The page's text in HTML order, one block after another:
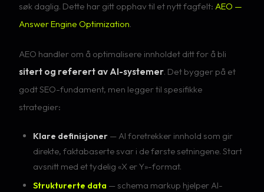
søk daglig. Dette har gitt opphav til et nytt fagfelt: AEO —
Answer Engine Optimization.
AEO handler om å optimalisere innholdet ditt for å bli
sitert og referert av AI-systemer. Det bygger på et
godt SEO-fundament, men legger til spesifikke
strategier:
Klare definisjoner — AI foretrekker innhold som gir
direkte, faktabaserte svar i de første setningene. Start
avsnitt med et tydelig «X er Y»-format.
Strukturerte data — schema markup hjelper AI-